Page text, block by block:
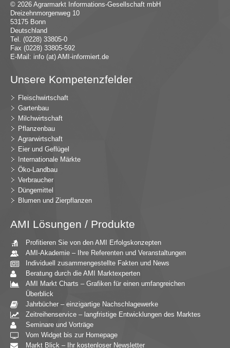
© 2026 Agrarmarkt Informations-Gesellschaft mbH
Dreizehnmorgenweg 10
53175 Bonn
Deutschland
Tel. (0228) 33805-0
Fax (0228) 33805-592
E-Mail: info (at) AMI-informiert.de
Unsere Kompetenzfelder
Fleischwirtschaft
Gartenbau
Milchwirtschaft
Pflanzenbau
Agrarwirtschaft
Eier und Geflügel
Internationale Märkte
Öko-Landbau
Verbraucher
Düngemittel
Blumen und Zierpflanzen
AMI Lösungen / Produkte
Profitieren Sie von den AMI Erfolgskonzepten
AMI-Akademie – Ihre Referenten und Veranstaltungen
Individuell zusammengestellte Fakten und News
Beratung durch die AMI Marktexperten
AMI Markt Charts – Grafiken für einen umfangreichen
Überblick
Jahrbücher – einzigartige Nachschlagewerke
Zeitreihenservice – langfristige Entwicklungen des Marktes
Seminare und Vorträge
Vom Widget bis zur Homepage
Markt Blick – Ihr kostenloser Newsletter